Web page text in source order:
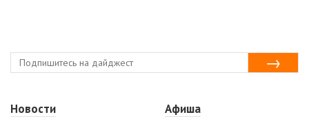
Новости
Афиша